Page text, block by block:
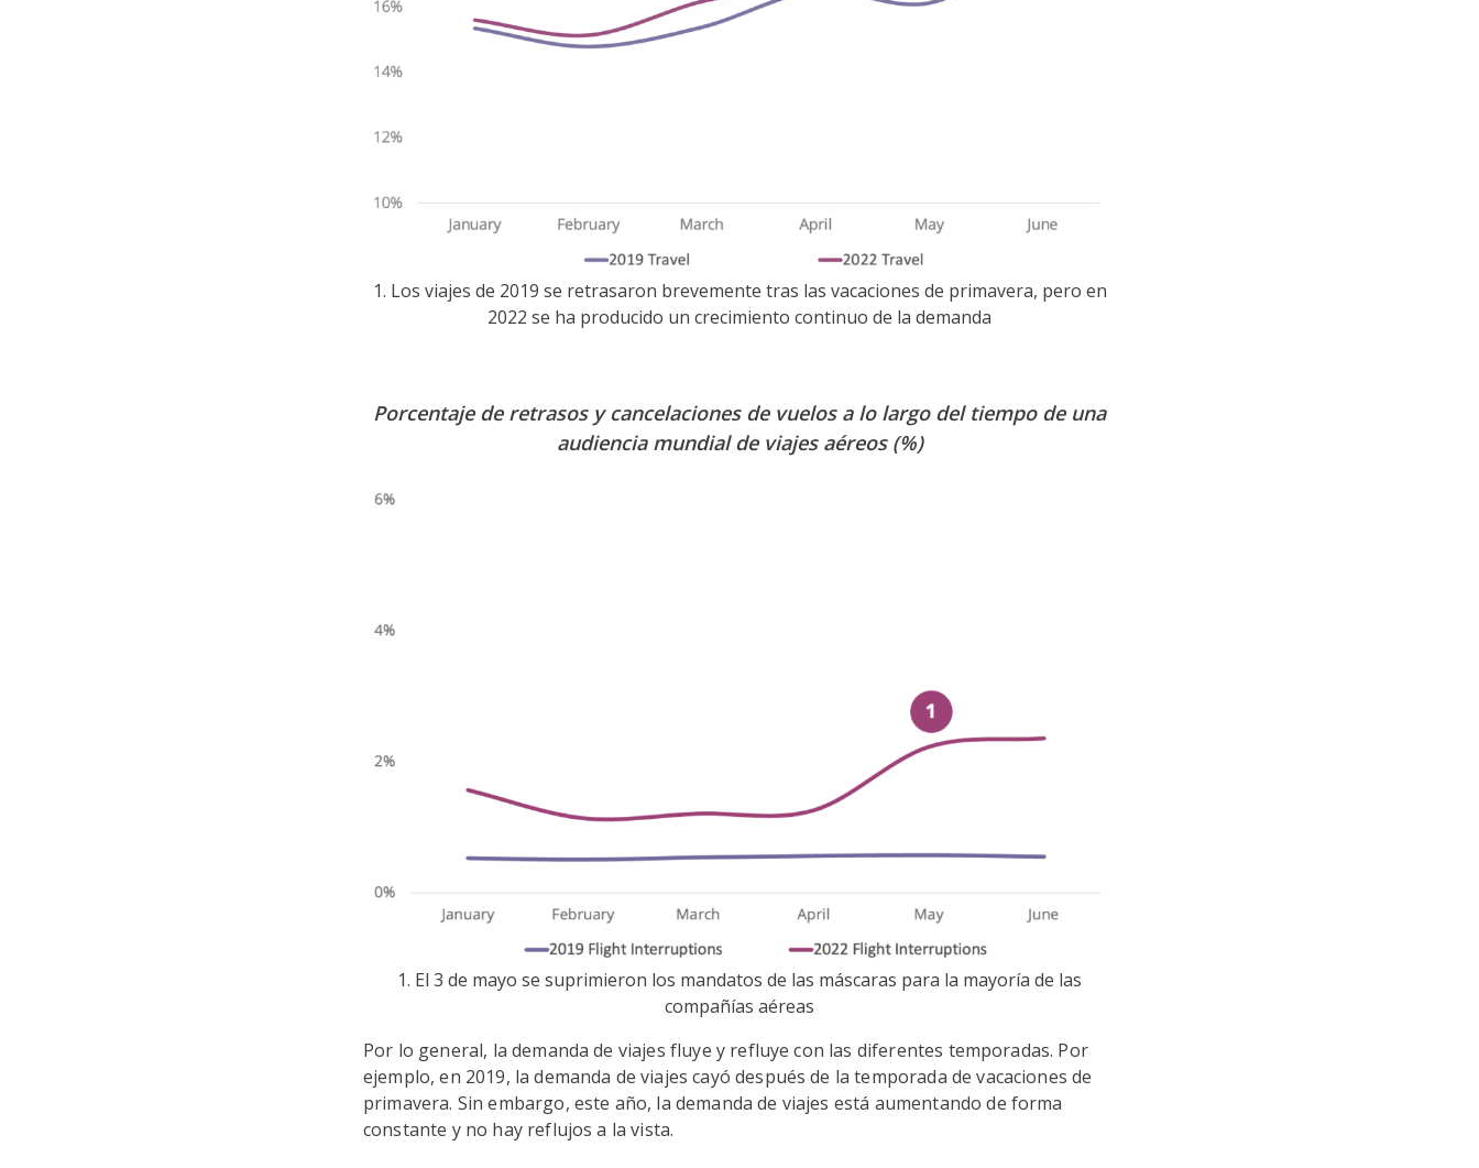
1. Los viajes de 2019 se retrasaron brevemente tras las vacaciones de primavera, pero en
2022 se ha producido un crecimiento continuo de la demanda
Porcentaje de retrasos y cancelaciones de vuelos a lo largo del tiempo de una
audiencia mundial de viajes aéreos (%)
1. El 3 de mayo se suprimieron los mandatos de las máscaras para la mayoría de las
compañías aéreas
Por lo general, la demanda de viajes fluye y refluye con las diferentes temporadas. Por
ejemplo, en 2019, la demanda de viajes cayó después de la temporada de vacaciones de
primavera. Sin embargo, este año, la demanda de viajes está aumentando de forma
constante y no hay reflujos a la vista.